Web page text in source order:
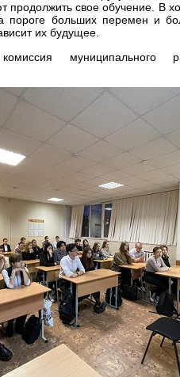
продолжить свое обучение. В
пороге больших перемен и
их будущее.
комиссия